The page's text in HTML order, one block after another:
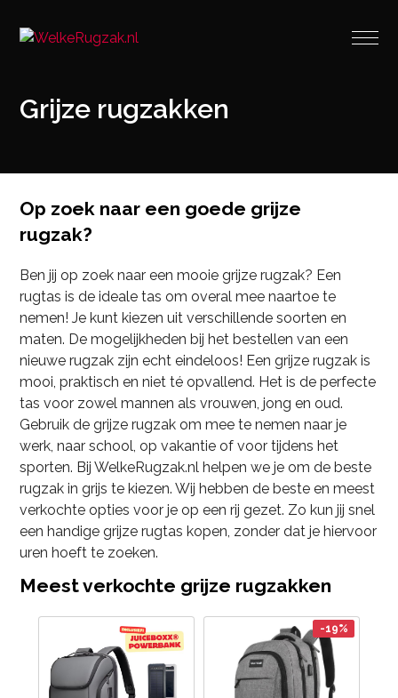
Grijze rugzakken
Op zoek naar een goede grijze
rugzak?
Ben jij op zoek naar een mooie grijze rugzak? Een
rugtas is de ideale tas om overal mee naartoe te
nemen! Je kunt kiezen uit verschillende soorten en
maten. De mogelijkheden bij het bestellen van een
nieuwe rugzak zijn echt eindeloos! Een grijze rugzak is
mooi, praktisch en niet té opvallend. Het is de perfecte
tas voor zowel mannen als vrouwen, jong en oud.
Gebruik de grijze rugzak om mee te nemen naar je
werk, naar school, op vakantie of voor tijdens het
sporten. Bij WelkeRugzak.nl helpen we je om de beste
rugzak in grijs te kiezen. Wij hebben de beste en meest
verkochte opties voor je op een rij gezet. Zo kun jij snel
een handige grijze rugtas kopen, zonder dat je hiervoor
uren hoeft te zoeken.
Meest verkochte grijze rugzakken
-19%